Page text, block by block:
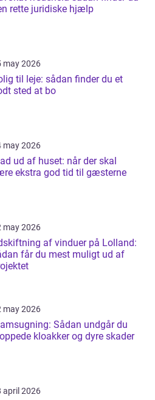
rette juridiske hjælp
may 2026
til leje: sådan finder du et
sted at bo
may 2026
ud af huset: når der skal
ekstra god tid til gæsterne
may 2026
af vinduer på Lolland:
får du mest muligt ud af
may 2026
Sådan undgår du
kloakker og dyre skader
april 2026